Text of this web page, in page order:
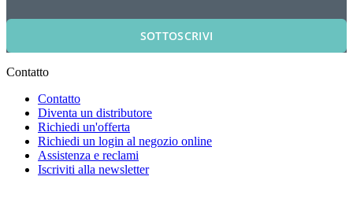
SOTTOSCRIVI
Contatto
Contatto
Diventa un distributore
Richiedi un'offerta
Richiedi un login al negozio online
Assistenza e reclami
Iscriviti alla newsletter